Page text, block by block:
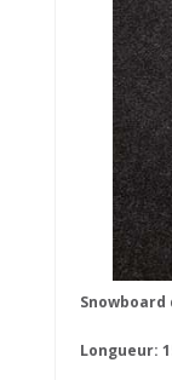
Snowboard
Longueur: